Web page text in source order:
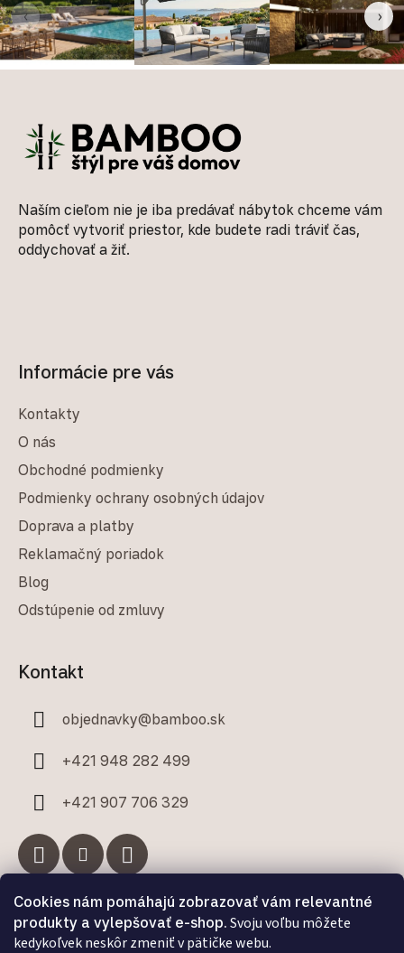
Cookies nám pomáhajú zobrazovať vám relevantné
produkty a vylepšovať e-shop. Svoju voľbu môžete
kedykoľvek neskôr zmeniť v pätičke webu.
‹ ›
Naším cieľom nie je iba predávať nábytok chceme vám
pomôcť vytvoriť priestor, kde budete radi tráviť čas,
oddychovať a žiť.
Informácie pre vás
Kontakty
O nás
Obchodné podmienky
Podmienky ochrany osobných údajov
Doprava a platby
Reklamačný poriadok
Blog
Odstúpenie od zmluvy
Kontakt
objednavky@bamboo.sk
+421 948 282 499
+421 907 706 329
Facebook